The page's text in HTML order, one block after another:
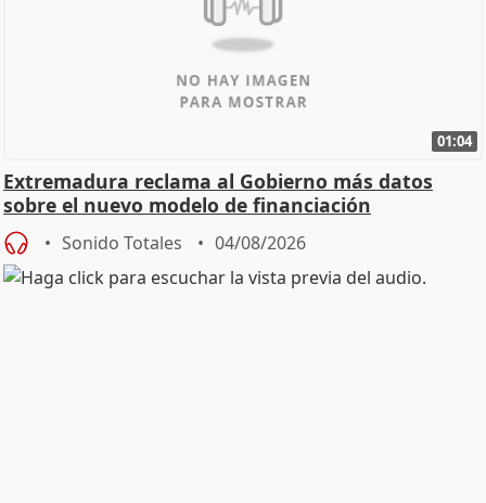
01:04
Extremadura reclama al Gobierno más datos
sobre el nuevo modelo de financiación
Sonido Totales 04/08/2026